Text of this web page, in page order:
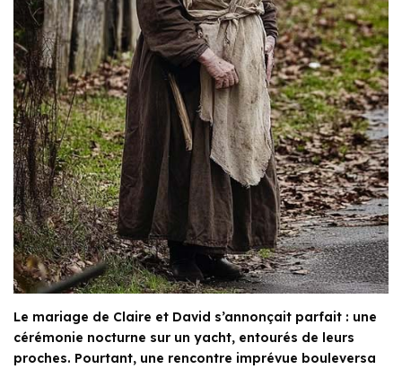
Le mariage de Claire et David s’annonçait parfait : une
cérémonie nocturne sur un yacht, entourés de leurs
proches. Pourtant, une rencontre imprévue bouleversa